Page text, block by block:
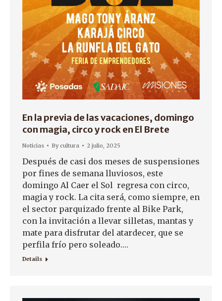
En la previa de las vacaciones, domingo
con magia, circo y rock en El Brete
Noticias Bycultura 2 julio, 2025
Después de casi dos meses de suspensiones
por fines de semana lluviosos, este
domingo Al Caer el Sol regresa con circo,
magia y rock. La cita será, como siempre, en
el sector parquizado frente al Bike Park,
con la invitación a llevar silletas, mantas y
mate para disfrutar del atardecer, que se
perfila frío pero soleado.…
Details